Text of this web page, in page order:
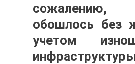
обошлось без
учетом